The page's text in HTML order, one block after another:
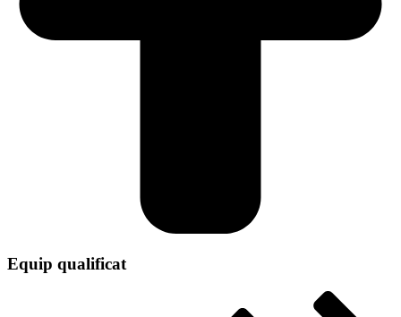
Equip qualificat